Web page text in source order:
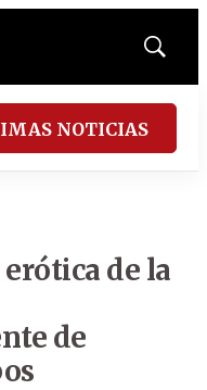
Mostrar
NOTICIAS
de la
de